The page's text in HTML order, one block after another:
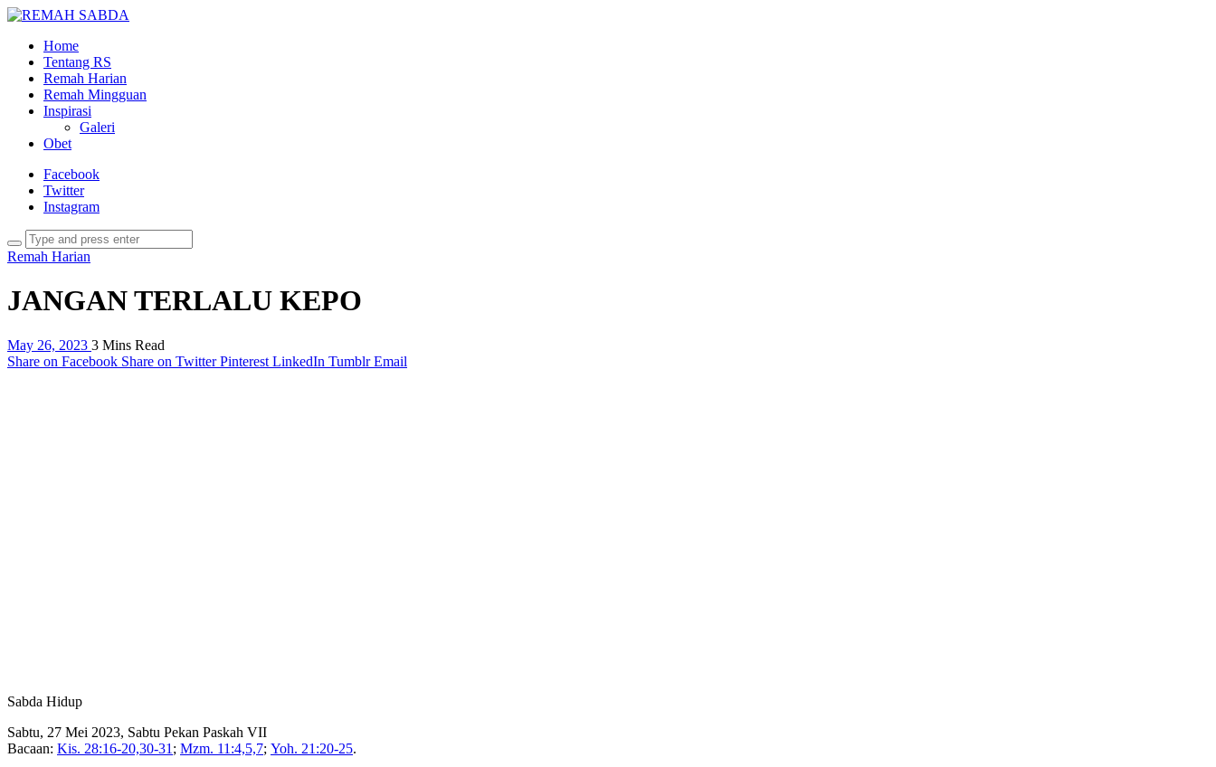
Home
Tentang RS
Remah Harian
Remah Mingguan
Inspirasi
Galeri
Obet
Facebook
Twitter
Instagram
Remah Harian
JANGAN TERLALU KEPO
May 26, 2023 3 Mins Read
Share on Facebook Share on Twitter Pinterest LinkedIn Tumblr Email
Sabda Hidup
Sabtu, 27 Mei 2023, Sabtu Pekan Paskah VII
Bacaan: Kis. 28:16-20,30-31 ; Mzm. 11:4,5,7; Yoh. 21:20-25.